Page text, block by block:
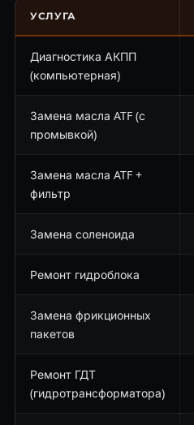
УСЛУГА
Диагностика АКПП
(компьютерная)
Замена масла ATF (с
промывкой)
Замена масла ATF +
фильтр
Замена соленоида
Ремонт гидроблока
Замена фрикционных
пакетов
Ремонт ГДТ
(гидротрансформатора)